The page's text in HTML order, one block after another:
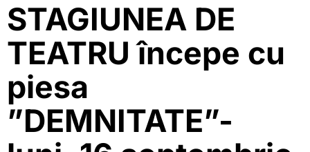
STAGIUNEA DE
TEATRU începe cu
piesa
”DEMNITATE”-